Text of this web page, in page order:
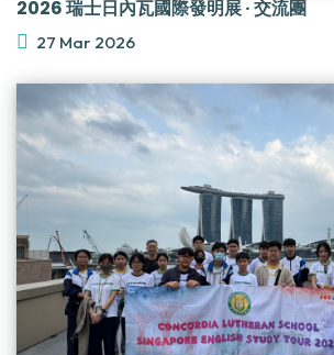
2026 瑞士日內瓦國際發明展 · 交流團
27 Mar 2026